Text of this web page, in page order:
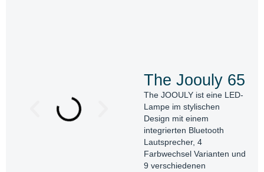
The Joouly 65
The JOOULY ist eine LED-
Lampe im stylischen
Design mit einem
integrierten Bluetooth
Lautsprecher, 4
Farbwechsel Varianten und
9 verschiedenen